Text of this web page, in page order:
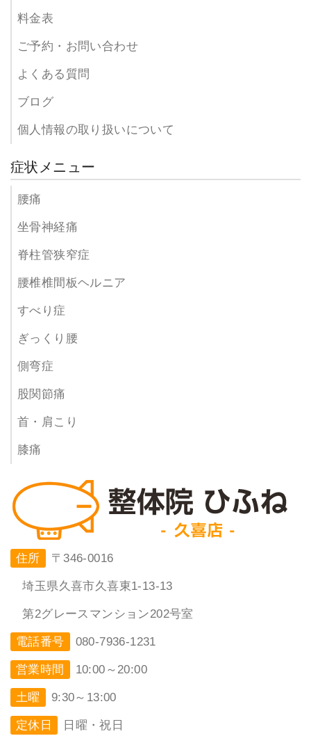
料金表
ご予約・お問い合わせ
よくある質問
ブログ
個人情報の取り扱いについて
症状メニュー
腰痛
坐骨神経痛
脊柱管狭窄症
腰椎椎間板ヘルニア
すべり症
ぎっくり腰
側弯症
股関節痛
首・肩こり
膝痛
住所 〒346-0016
埼玉県久喜市久喜東1-13-13
第2グレースマンション202号室
電話番号 080-7936-1231
営業時間 10:00～20:00
土曜 9:30～13:00
定休日 日曜・祝日